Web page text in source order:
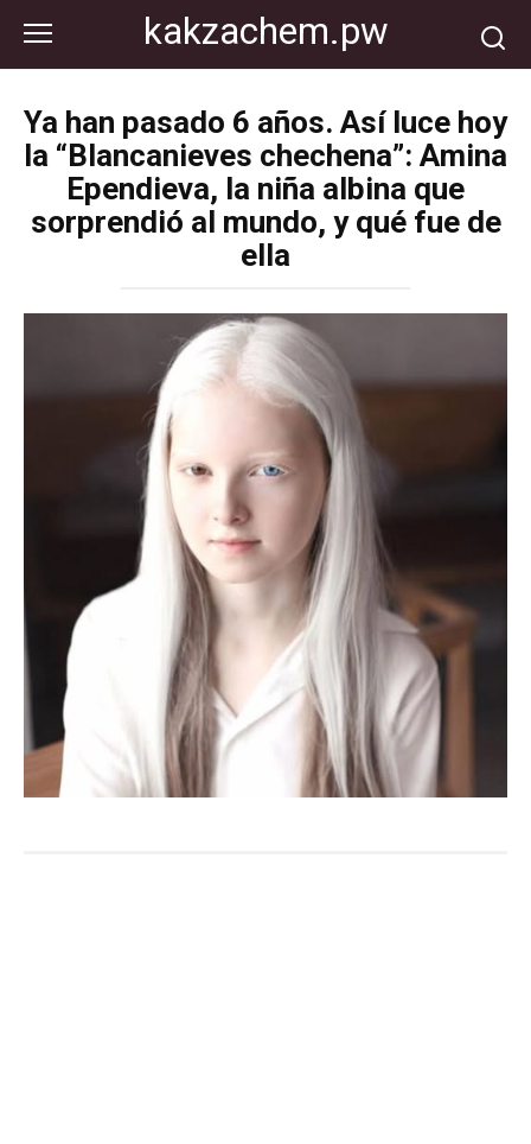
контенту
kakzachem.pw
Ya han pasado 6 años. Así luce hoy
la “Blancanieves chechena”: Amina
Ependieva, la niña albina que
sorprendió al mundo, y qué fue de
ella